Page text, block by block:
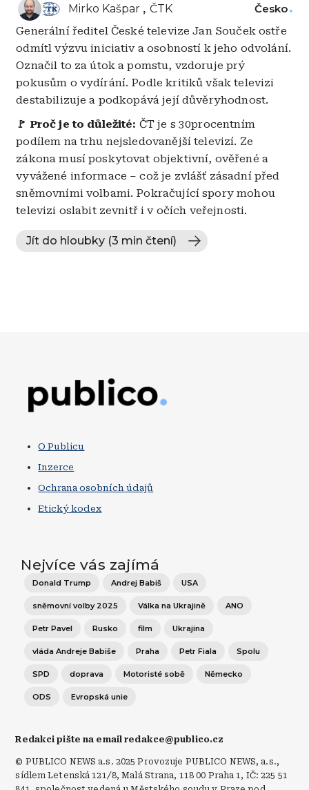
Mirko Kašpar ČTK Česko
Generální ředitel České televize Jan Souček ostře
odmítl výzvu iniciativ a osobností k jeho odvolání.
Označil to za útok a pomstu, vzdoruje prý
pokusům o vydírání. Podle kritiků však televizi
destabilizuje a podkopává její důvěryhodnost.
🚩 Proč je to důležité: ČT je s 30procentním
podílem na trhu nejsledovanější televizí. Ze
zákona musí poskytovat objektivní, ověřené a
vyvážené informace – což je zvlášť zásadní před
sněmovními volbami. Pokračující spory mohou
televizi oslabit zevnitř i v očích veřejnosti.
Jít do hloubky (3 min čtení)
O Publicu
Inzerce
Ochrana osobních údajů
Etický kodex
Nejvíce vás zajímá
Donald Trump Andrej Babiš USA
sněmovní volby 2025 Válka na Ukrajině ANO
Petr Pavel Rusko film Ukrajina
vláda Andreje Babiše Praha Petr Fiala Spolu
SPD doprava Motoristé sobě Německo
ODS Evropská unie
Redakci pište na email redakce@publico.cz
© PUBLICO NEWS a.s. 2025 Provozuje PUBLICO NEWS, a.s.,
sídlem Letenská 121/8, Malá Strana, 118 00 Praha 1, IČ: 225 51